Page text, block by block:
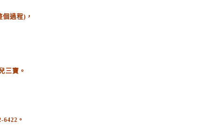
個過程) ，
三寶。
6422。